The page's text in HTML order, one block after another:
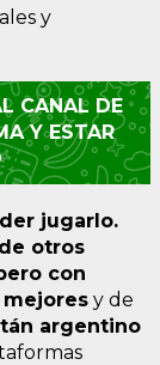
y
CANAL DE
Y ESTAR
jugarlo.
otros
con
y de
argentino